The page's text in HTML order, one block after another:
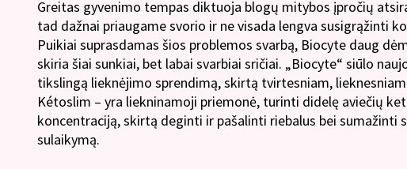
Greitas gyvenimo tempas diktuoja blogų mitybos įpročių
tad dažnai priaugame svorio ir ne visada lengva susigrąžinti
Puikiai suprasdamas šios problemos svarbą, Biocyte daug
skiria šiai sunkiai, bet labai svarbiai sričiai. „Biocyte“ siūlo
tikslingą lieknėjimo sprendimą, skirtą tvirtesniam,
Kétoslim – yra liekninamoji priemonė, turinti didelę aviečių
koncentraciją, skirtą deginti ir pašalinti riebalus bei sumažinti
sulaikymą.